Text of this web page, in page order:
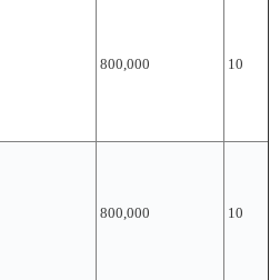
800,000 10
800,000 10